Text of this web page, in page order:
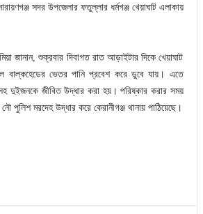
সদর উপজেলার ফতুল্লার ধর্মগঞ্জ খেয়াঘাট এলাকায়
জানান, শুক্রবার দিবাগত রাত আড়াইটার দিকে খেয়াঘাট
বাল্কহেডের ভেতর পানি প্রবেশ করে ডুবে যায়। এতে
দুইজনকে জীবিত উদ্ধার করা হয়। পরিষ্কার করার সময়
পুলিশ মরদেহ উদ্ধার করে কেরানীগঞ্জ থানায় পাঠিয়েছে।